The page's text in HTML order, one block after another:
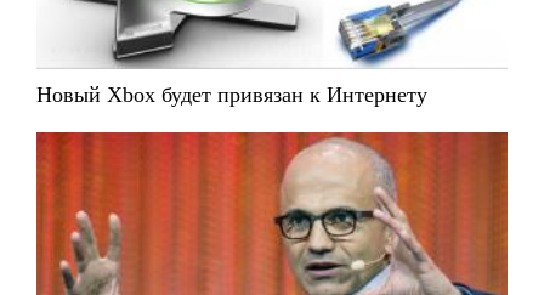
Новый Xbox будет привязан к Интернету